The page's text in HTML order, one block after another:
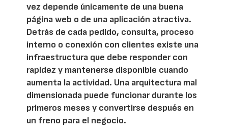
vez depende únicamente de una buena
página web o de una aplicación atractiva.
Detrás de cada pedido, consulta, proceso
interno o conexión con clientes existe una
infraestructura que debe responder con
rapidez y mantenerse disponible cuando
aumenta la actividad. Una arquitectura mal
dimensionada puede funcionar durante los
primeros meses y convertirse después en
un freno para el negocio.